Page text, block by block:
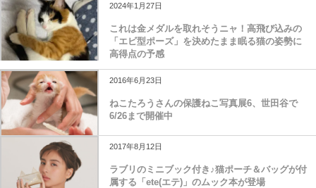
2024年1月27日
これは金メダルを取れそうニャ！高飛び込みの
「エビ型ポーズ」を決めたまま眠る猫の姿勢に
高得点の予感
2016年6月23日
ねこたろうさんの保護ねこ写真展6、世田谷で
6/26まで開催中
2017年8月12日
ラブリのミニブック付き♪猫ポーチ＆バッグが付
属する「ete(エテ)」のムック本が登場